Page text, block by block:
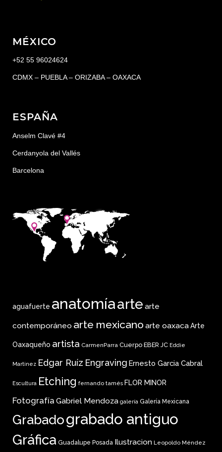
MÉXICO
+52 55 96024624
CDMX – PUEBLA – ORIZABA – OAXACA
ESPAÑA
Anselm Clavé #4
Cerdanyola del Vallés
Barcelona
aguafuerte anatomíaarte arte
contemporáneo arte mexicano arte oaxacaArte
Oaxaqueño artista CarmenParra Cuerpo EBER JC Eddie
Martinez Edgar Ruíz Engraving Ernesto Garcia Cabral
Escultura Etching fernando tamés FLOR MINOR
Fotografía Gabriel Mendoza galería Galería Mexicana
Grabadograbado antiguo
Gráfica Guadalupe Posada Ilustracion Leopoldo Méndez